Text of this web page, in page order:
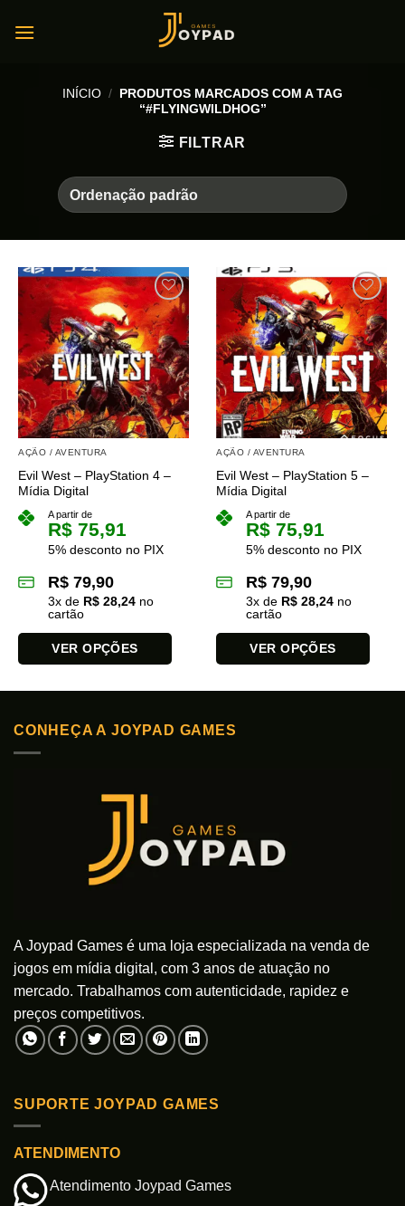
INÍCIO / PRODUTOS MARCADOS COM A TAG
“#FLYINGWILDHOG”
FILTRAR
AÇÃO / AVENTURA
Evil West – PlayStation 4 –
Mídia Digital
A partir de
R$ 75,91
5% desconto no PIX
R$ 79,90
3x de R$ 28,24 no
cartão
VER OPÇÕES
produto
várias
variantes.
AÇÃO / AVENTURA
Evil West – PlayStation 5 –
Mídia Digital
A partir de
R$ 75,91
5% desconto no PIX
R$ 79,90
3x de R$ 28,24 no
cartão
VER OPÇÕES
produto
várias
ser
escolhidas
na
CONHEÇA A JOYPAD GAMES
A Joypad Games é uma loja especializada na venda de
jogos em mídia digital, com 3 anos de atuação no
mercado. Trabalhamos com autenticidade, rapidez e
preços competitivos.
SUPORTE JOYPAD GAMES
ATENDIMENTO
Atendimento Joypad Games